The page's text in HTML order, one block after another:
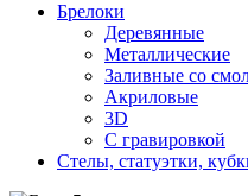
Брелоки
Деревянные
Металлические
Заливные со
Акриловые
3D
C гравировкой
Стелы, статуэтки,